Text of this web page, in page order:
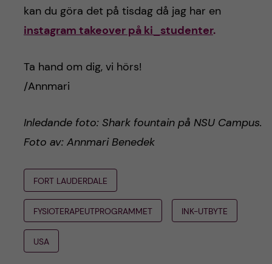
kan du göra det på tisdag då jag har en
instagram takeover på ki_studenter.
Ta hand om dig, vi hörs!
/Annmari
Inledande foto: Shark fountain på NSU Campus.
Foto av: Annmari Benedek
FORT LAUDERDALE
FYSIOTERAPEUTPROGRAMMET INK-UTBYTE
USA